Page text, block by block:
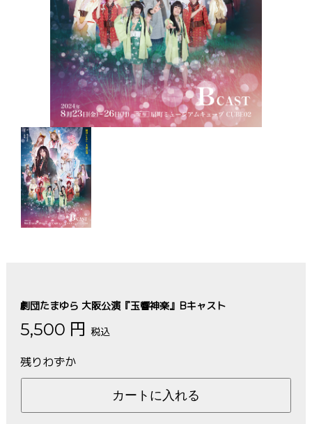
劇団たまゆら 大阪公演『玉響神楽』Bキャスト
5,500 円 税込
残りわずか
カートに入れる